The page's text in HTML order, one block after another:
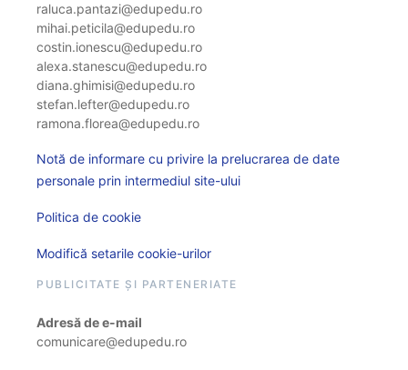
raluca.pantazi@edupedu.ro
mihai.peticila@edupedu.ro
costin.ionescu@edupedu.ro
alexa.stanescu@edupedu.ro
diana.ghimisi@edupedu.ro
stefan.lefter@edupedu.ro
ramona.florea@edupedu.ro
Notă de informare cu privire la prelucrarea de date
personale prin intermediul site-ului
Politica de cookie
Modifică setarile cookie-urilor
PUBLICITATE ȘI PARTENERIATE
Adresă de e-mail
comunicare@edupedu.ro